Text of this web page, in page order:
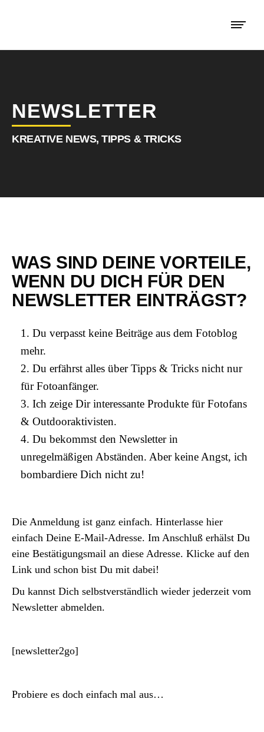
NEWSLETTER
KREATIVE NEWS, TIPPS & TRICKS
WAS SIND DEINE VORTEILE,
WENN DU DICH FÜR DEN
NEWSLETTER EINTRÄGST?
Du verpasst keine Beiträge aus dem Fotoblog
mehr.
Du erfährst alles über Tipps & Tricks nicht nur
für Fotoanfänger.
Ich zeige Dir interessante Produkte für Fotofans
& Outdooraktivisten.
Du bekommst den Newsletter in
unregelmäßigen Abständen. Aber keine Angst, ich
bombardiere Dich nicht zu!
Die Anmeldung ist ganz einfach. Hinterlasse hier
einfach Deine E-Mail-Adresse. Im Anschluß erhälst Du
eine Bestätigungsmail an diese Adresse. Klicke auf den
Link und schon bist Du mit dabei!
Du kannst Dich selbstverständlich wieder jederzeit vom
Newsletter abmelden.
[newsletter2go]
Probiere es doch einfach mal aus…